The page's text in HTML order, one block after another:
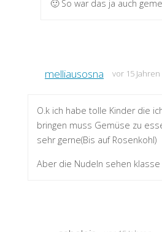
🙂 So war das ja auch
melliausosna vor 15 Jahren
O.k ich habe tolle Kinder die
bringen muss Gemüse zu
sehr gerne(Bis auf Rosenkohl)
Aber die Nudeln sehen klasse